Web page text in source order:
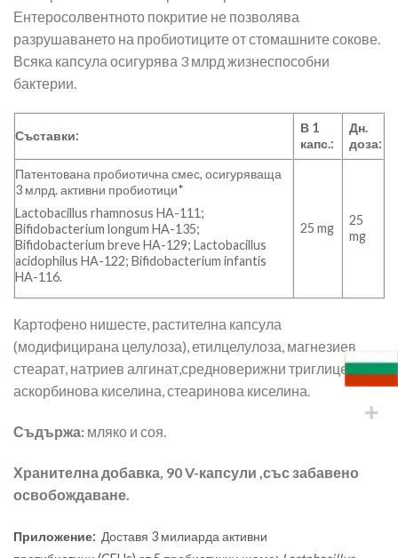
Ентеросолвентното покритие не позволява
разрушаването на пробиотиците от стомашните сокове.
Всяка капсула осигурява 3 млрд жизнеспособни
бактерии.
Съставки:
В 1
капс.:
Дн.
доза:
Патентована пробиотична смес, осигуряваща
3 млрд. активни пробиотици*
Lactobacillus rhamnosus HA-111;
Bifidobacterium longum HA-135;
Bifidobacterium breve HA-129; Lactobacillus
acidophilus HA-122; Bifidobacterium infantis
HA-116.
25 mg
25
mg
Картофено нишесте, растителна капсула
(модифицирана целулоза), етилцелулоза, магнезиев
стеарат, натриев алгинат,средноверижни триглицериди,
аскорбинова киселина, стеаринова киселина.
Съдържа: мляко и соя.
Хранителна добавка, 90 V-капсули ,със забавено
освобождаване.
Приложение: Доставя 3 милиарда активни